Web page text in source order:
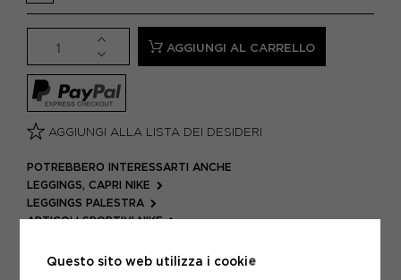
AGGIUNGI AL CARRELLO
AGGIUNGI ALLA LISTA DEI DESIDERI
POTREBBERO INTERESSARTI ANCHE
LEGGINGS, CAPRI NIKE
LEGGINGS PALESTRA
ARTICOLI SPORTIVI NIKE
Questo sito web utilizza i cookie